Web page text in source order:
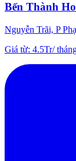
Bến Thành
Nguyễn Trãi, P
Giá từ: 4.5Tr/